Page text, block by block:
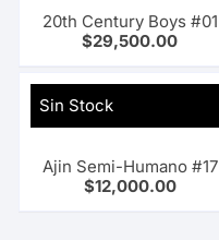
20th Century Boys #01
$29,500.00
Sin Stock
Ajin Semi-Humano #17
$12,000.00